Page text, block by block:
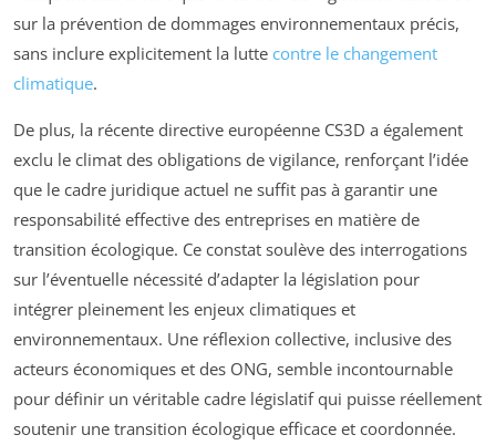
sur la prévention de dommages environnementaux précis,
sans inclure explicitement la lutte contre le changement
climatique.
De plus, la récente directive européenne CS3D a également
exclu le climat des obligations de vigilance, renforçant l’idée
que le cadre juridique actuel ne suffit pas à garantir une
responsabilité effective des entreprises en matière de
transition écologique. Ce constat soulève des interrogations
sur l’éventuelle nécessité d’adapter la législation pour
intégrer pleinement les enjeux climatiques et
environnementaux. Une réflexion collective, inclusive des
acteurs économiques et des ONG, semble incontournable
pour définir un véritable cadre législatif qui puisse réellement
soutenir une transition écologique efficace et coordonnée.